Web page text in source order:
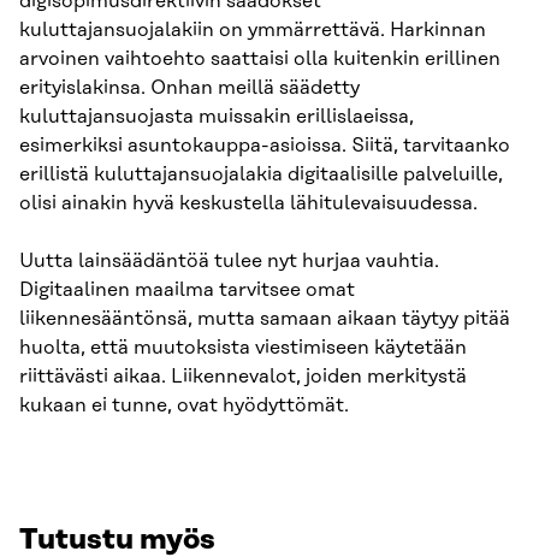
kuluttajansuojalakiin on ymmärrettävä. Harkinnan
arvoinen vaihtoehto saattaisi olla kuitenkin erillinen
erityislakinsa. Onhan meillä säädetty
kuluttajansuojasta muissakin erillislaeissa,
esimerkiksi asuntokauppa-asioissa. Siitä, tarvitaanko
erillistä kuluttajansuojalakia digitaalisille palveluille,
olisi ainakin hyvä keskustella lähitulevaisuudessa.
Uutta lainsäädäntöä tulee nyt hurjaa vauhtia.
Digitaalinen maailma tarvitsee omat
liikennesääntönsä, mutta samaan aikaan täytyy pitää
huolta, että muutoksista viestimiseen käytetään
riittävästi aikaa. Liikennevalot, joiden merkitystä
kukaan ei tunne, ovat hyödyttömät.
Tutustu myös